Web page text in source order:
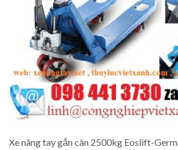
Xe nâng tay gắn cân 2500kg Eoslift-